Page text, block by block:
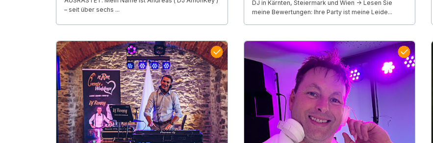
– seit über sechs ...
DJ in Kärnten, Steiermark und Wien -> Lesen Sie
meine Bewertungen: Ihre Party ist meine Leide...